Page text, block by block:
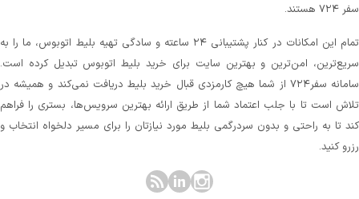
هستند.
تمام این امکانات در کنار پشتیبانی‌ ۲۴ ساعته و سادگی تهیه بلیط اتوبوس، ما را به
امن‌ترین و بهترین سایت برای خرید بلیط اتوبوس تبدیل کرده است.
سامانه سفر۷۲۴ از شما هیچ کارمزدی قبال خرید بلیط دریافت نمی‌کند و همیشه در
است تا با جلب اعتماد شما از طریق ارائه بهترین سرویس‌ها، بستری را فراهم
تا به راحتی و بدون سردرگمی بلیط مورد نیازتان را برای مسیر دلخواه انتخاب و
کنید.